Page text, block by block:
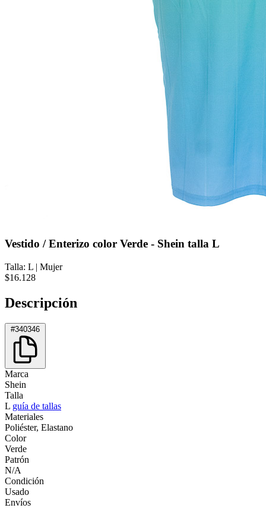
Vestido / Enterizo color Verde - Shein talla L
Talla: L | Mujer
$16.128
Descripción
#340346
Marca
Shein
Talla
L guía de tallas
Materiales
Poliéster, Elastano
Color
Verde
Patrón
N/A
Condición
Usado
Envíos